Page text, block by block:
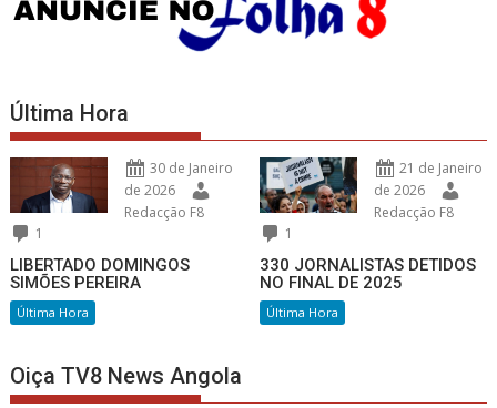
Última Hora
30 de Janeiro
de 2026
Redacção F8
1
LIBERTADO DOMINGOS
SIMÕES PEREIRA
Última Hora
21 de Janeiro
de 2026
Redacção F8
1
330 JORNALISTAS DETIDOS
NO FINAL DE 2025
Última Hora
Oiça TV8 News Angola